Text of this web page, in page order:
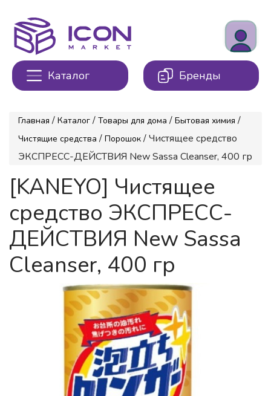
Каталог Бренды
Главная / Каталог / Товары для дома / Бытовая химия /
Чистящие средства / Порошок / Чистящее средство
ЭКСПРЕСС-ДЕЙСТВИЯ New Sassa Cleanser, 400 гр
[KANEYO] Чистящее
средство ЭКСПРЕСС-
ДЕЙСТВИЯ New Sassa
Cleanser, 400 гр